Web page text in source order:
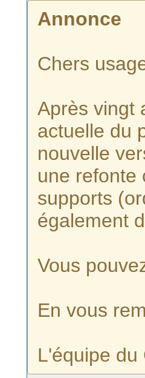
Annonce
Chers
Après vingt
actuelle du
nouvelle
une refonte
supports
également
Vous
En vous
L'équipe du